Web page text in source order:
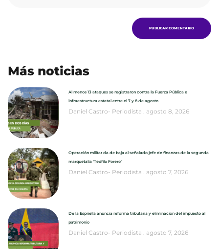
Más noticias
Al menos 13 ataques se registraron contra la Fuerza Pública e
infraestructura estatal entre el 7 y 8 de agosto
Daniel Castro- Periodista agosto 8, 2026
Operación militar da de baja al señalado jefe de finanzas de la segunda
marquetalia ‘Teófilo Forero’
Daniel Castro- Periodista agosto 7, 2026
De la Espriella anuncia reforma tributaria y eliminación del impuesto al
patrimonio
Daniel Castro- Periodista agosto 7, 2026